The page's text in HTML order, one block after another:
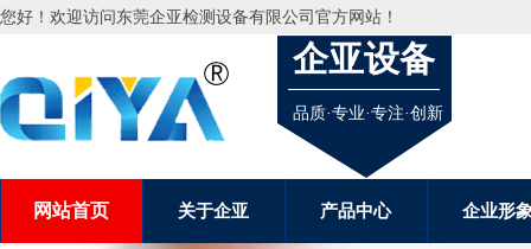
您好！欢迎访问 东莞企亚检测设备有限公司 官方网站！
企亚设备
品质·专业·专注·创新
网站首页 关于企亚 产品中心 企业形